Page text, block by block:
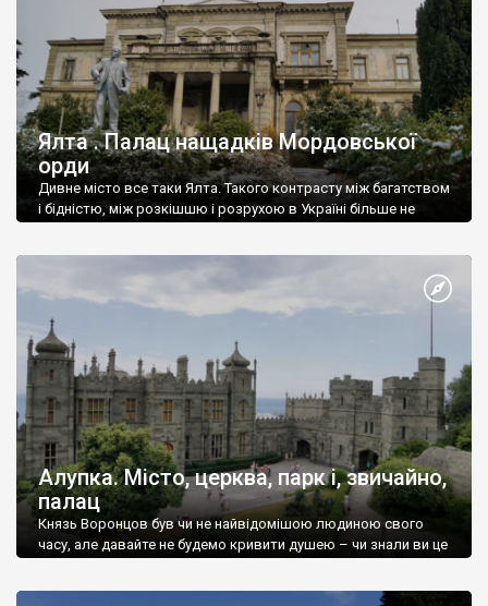
Ялта . Палац нащадків Мордовської
орди
Дивне місто все таки Ялта. Такого контрасту між багатством
і бідністю, між розкішшю і розрухою в Україні більше не
Алупка. Місто, церква, парк і, звичайно,
палац
Князь Воронцов був чи не найвідомішою людиною свого
часу, але давайте не будемо кривити душею – чи знали ви це